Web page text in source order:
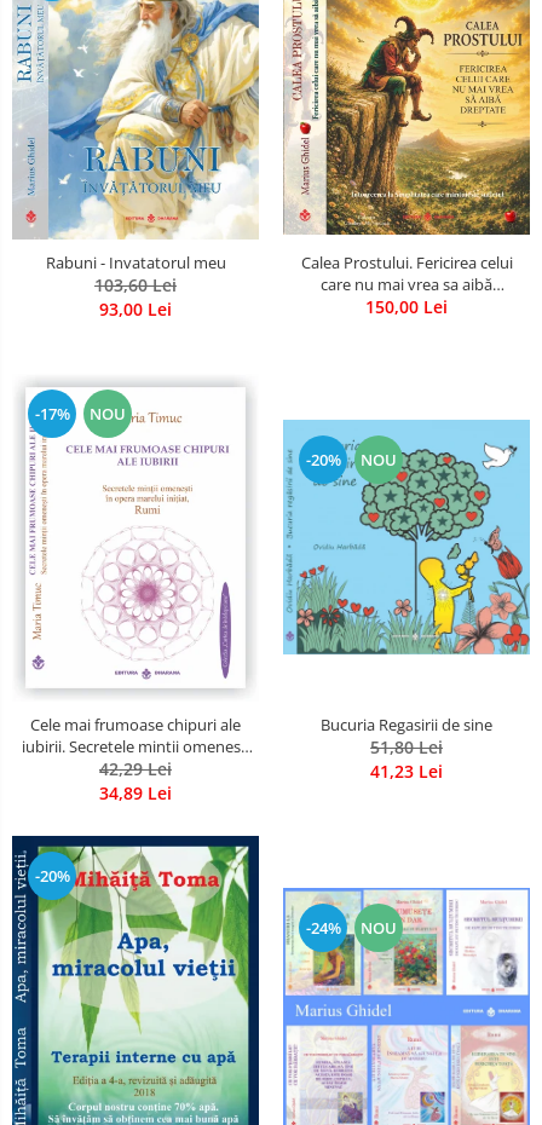
Rabuni - Invatatorul meu
103,60 Lei
93,00 Lei
Calea Prostului. Fericirea celui
care nu mai vrea sa aibă
dreptate - Intoarcerea la
150,00 Lei
-17% NOU
Cele mai frumoase chipuri ale
iubirii. Secretele mintii omenesti
in opera marelui initiat, Rumi
42,29 Lei
34,89 Lei
-20% NOU
Bucuria Regasirii de sine
51,80 Lei
41,23 Lei
-20%
-24% NOU